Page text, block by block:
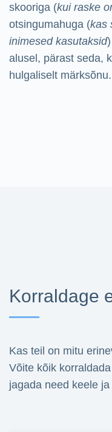
skooriga (kui raske
otsingumahuga (kas
inimesed kasutaksid
alusel, pärast seda,
hulgaliselt märksõnu.
Korraldage
Kas teil on mitu
Võite kõik
jagada need keele